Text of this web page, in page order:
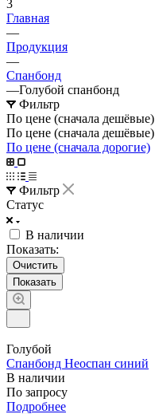
3
Главная
—
Продукция
—
Спанбонд
—Голубой спанбонд
Фильтр
По цене (сначала дешёвые)
По цене (сначала дешёвые)
По цене (сначала дорогие)
Фильтр
Статус
В наличии
Показать:
Очистить
Голубой
Спанбонд Неоспан синий
В наличии
По запросу
Подробнее